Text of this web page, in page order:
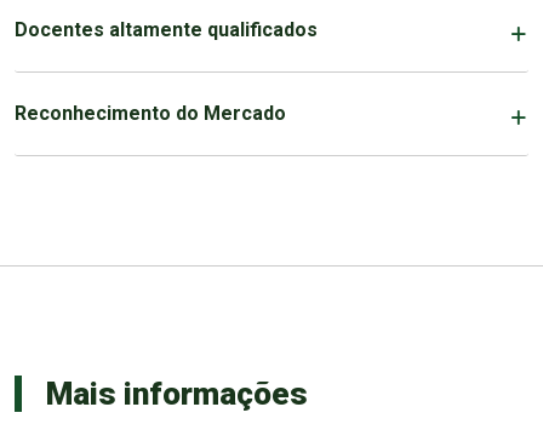
Docentes altamente qualificados
Reconhecimento do Mercado
Mais informações